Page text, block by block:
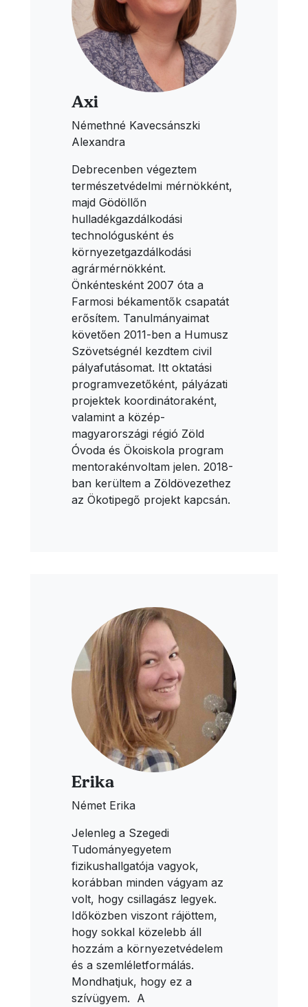
Axi
Némethné Kavecsánszki
Alexandra
Debrecenben végeztem
természetvédelmi mérnökként,
majd Gödöllőn
hulladékgazdálkodási
technológusként és
környezetgazdálkodási
agrármérnökként.
Önkéntesként 2007 óta a
Farmosi békamentők csapatát
erősítem. Tanulmányaimat
követően 2011-ben a Humusz
Szövetségnél kezdtem civil
pályafutásomat. Itt oktatási
programvezetőként, pályázati
projektek koordinátoraként,
valamint a közép-
magyarországi régió Zöld
Óvoda és Ökoiskola program
mentorakénvoltam jelen. 2018-
ban kerültem a Zöldövezethez
az Ökotipegő projekt kapcsán.
Erika
Német Erika
Jelenleg a Szegedi
Tudományegyetem
fizikushallgatója vagyok,
korábban minden vágyam az
volt, hogy csillagász legyek.
Időközben viszont rájöttem,
hogy sokkal közelebb áll
hozzám a környezetvédelem
és a szemléletformálás.
Mondhatjuk, hogy ez a
szívügyem. A